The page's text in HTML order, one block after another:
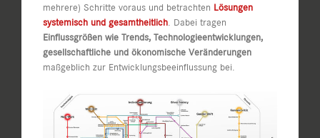
mehrere) Schritte voraus und betrachten Lösungen
systemisch und gesamtheitlich. Dabei tragen
Einflussgrößen wie Trends, Technologieentwicklungen,
gesellschaftliche und ökonomische Veränderungen
maßgeblich zur Entwicklungsbeeinflussung bei.